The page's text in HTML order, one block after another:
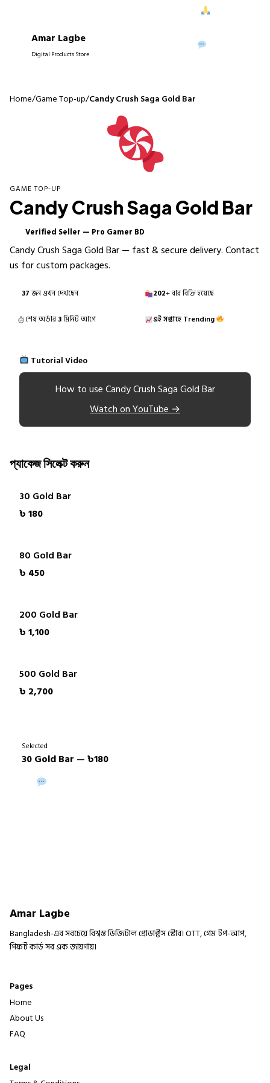
আপনাদের
Amar Lagbe
Digital Products Store
Home/Game Top-up/Candy Crush Saga Gold Bar
GAME TOP-UP
Candy Crush Saga Gold Bar
Verified Seller — Pro Gamer BD
Candy Crush Saga Gold Bar — fast & secure delivery. Contact
us for custom packages.
37 জন এখন দেখছেন 202+ বার বিক্রি হয়েছে
শেষ অর্ডার3মিনিট আগে এই সপ্তাহে Trending
Tutorial Video
How to use Candy Crush Saga Gold Bar
Watch on YouTube →
প্যাকেজ সিলেক্ট করুন
30 Gold Bar
৳ 180
80 Gold Bar
৳ 450
200 Gold Bar
৳ 1,100
500 Gold Bar
৳ 2,700
Selected
30 Gold Bar — ৳180
Amar Lagbe
Bangladesh-এর সবচেয়ে বিশ্বস্ত ডিজিটাল প্রোডাক্টস স্টোর। OTT, গেম টপ-আপ,
গিফট কার্ড সব এক জায়গায়।
Pages
Home
About Us
FAQ
Legal